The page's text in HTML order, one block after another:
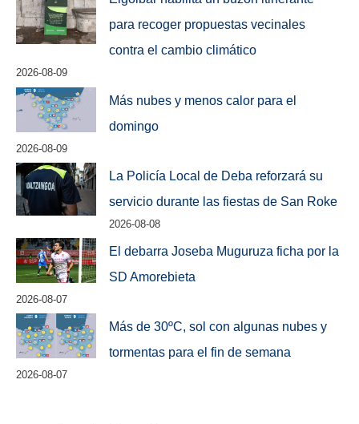
para recoger propuestas vecinales
contra el cambio climático
2026-08-09
Más nubes y menos calor para el
domingo
2026-08-09
La Policía Local de Deba reforzará su
servicio durante las fiestas de San Roke
2026-08-08
El debarra Joseba Muguruza ficha por la
SD Amorebieta
2026-08-07
Más de 30ºC, sol con algunas nubes y
tormentas para el fin de semana
2026-08-07